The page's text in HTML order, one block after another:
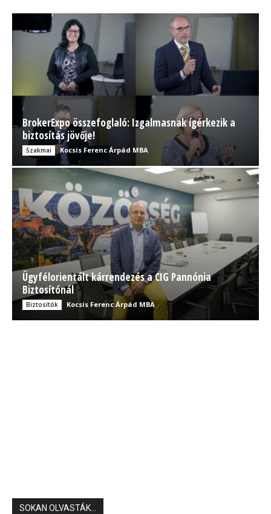
BrokerExpo összefoglaló: Izgalmasnak ígérkezik a
biztosítás jövője!
Szakmai Kocsis Ferenc Árpád MBA
Ügyfélorientált kárrendezés a CIG Pannónia
Biztosítónál
Biztosítók Kocsis Ferenc Árpád MBA
SOKAN OLVASTÁK...